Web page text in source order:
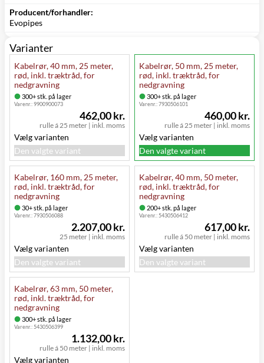
Producent/forhandler:
Evopipes
Varianter
Kabelrør, 40 mm, 25 meter,
rød, inkl. træktråd, for
nedgravning
300+ stk. på lager
Varenr.:9900900073
rulle á 25 meter | inkl. moms
462,00 kr.
Vælg varianten
Den valgte variant
Kabelrør, 50 mm, 25 meter,
rød, inkl. træktråd, for
nedgravning
300+ stk. på lager
Varenr.:7930506101
rulle á 25 meter | inkl. moms
460,00 kr.
Vælg varianten
Den valgte variant
Kabelrør, 160 mm, 25 meter,
rød, inkl. træktråd, for
nedgravning
30+ stk. på lager
Varenr.:7930506088
25 meter | inkl. moms
2.207,00 kr.
Vælg varianten
Den valgte variant
Kabelrør, 40 mm, 50 meter,
rød, inkl. træktråd, for
nedgravning
200+ stk. på lager
Varenr.: 5430506412
rulle á 50 meter | inkl. moms
617,00 kr.
Vælg varianten
Den valgte variant
Kabelrør, 63 mm, 50 meter,
rød, inkl. træktråd, for
nedgravning
300+ stk. på lager
Varenr.: 5430506399
rulle á 50 meter | inkl. moms
1.132,00 kr.
Vælg varianten